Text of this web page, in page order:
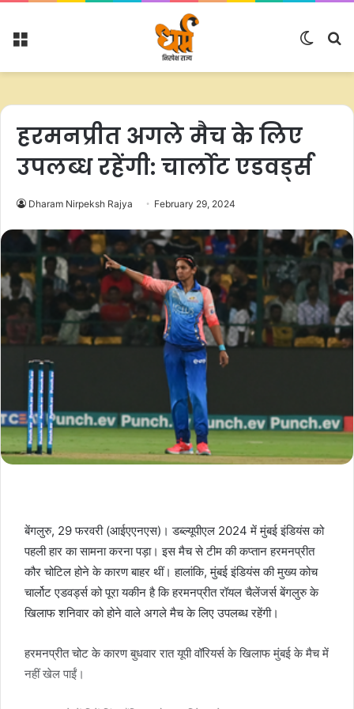
Menu
Switch
हरमनप्रीत अगले मैच के लिए
उपलब्ध रहेंगी: चार्लोट एडवर्ड्स
Dharam Nirpeksh Rajya February 29, 2024
बेंगलुरु, 29 फरवरी (आईएएनएस)। डब्ल्यूपीएल 2024 में मुंबई इंडियंस को
पहली हार का सामना करना पड़ा। इस मैच से टीम की कप्तान हरमनप्रीत
कौर चोटिल होने के कारण बाहर थीं। हालांकि, मुंबई इंडियंस की मुख्य कोच
चार्लोट एडवर्ड्स को पूरा यकीन है कि हरमनप्रीत रॉयल चैलेंजर्स बेंगलुरु के
खिलाफ शनिवार को होने वाले अगले मैच के लिए उपलब्ध रहेंगी।
हरमनप्रीत चोट के कारण बुधवार रात यूपी वॉरियर्स के खिलाफ मुंबई के मैच में
नहीं खेल पाईं।